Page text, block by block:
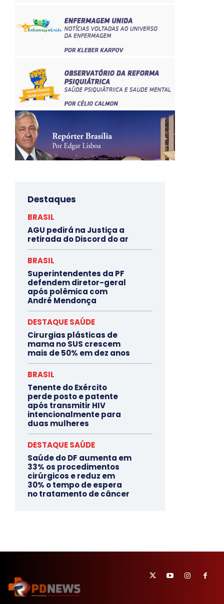
Destaques
BRASIL
AGU pedirá na Justiça a
retirada do Discord do ar
BRASIL
Superintendentes da PF
defendem diretor-geral
após polêmica com
André Mendonça
DESTAQUE SAÚDE
Cirurgias plásticas de
mama no SUS crescem
mais de 50% em dez anos
BRASIL
Tenente do Exército
perde posto e patente
após transmitir HIV
intencionalmente para
duas mulheres
DESTAQUE SAÚDE
Saúde do DF aumenta em
33% os procedimentos
cirúrgicos e reduz em
30% o tempo de espera
no tratamento de câncer